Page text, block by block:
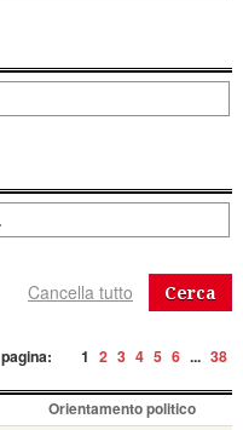
Cerca
pagina: 1 2 3 4 5 6 ... 38
Orientamento politico